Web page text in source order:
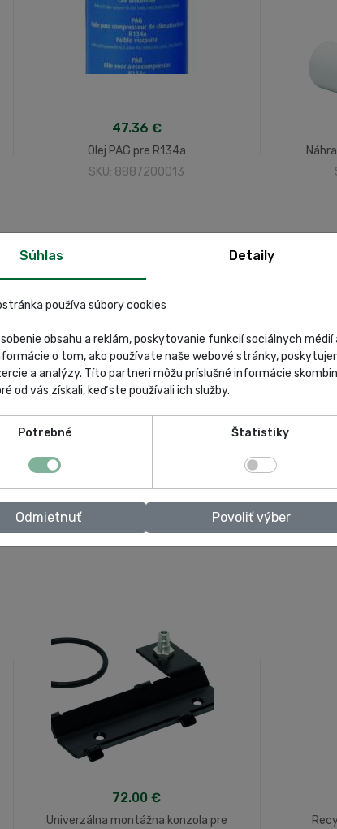
47.36 €
Olej PAG pre R134a
SKU: 8887200013
72.00 €
Univerzálna montážna konzola pre
Súhlas Detaily
používa súbory cookies
obsahu a reklám, poskytovanie funkcií sociálnych
o tom, ako používate naše webové stránky,
a analýzy. Títo partneri môžu príslušné informácie
od vás získali, keď ste používali ich služby.
Potrebné Štatistiky
Odmietnuť Povoliť výber